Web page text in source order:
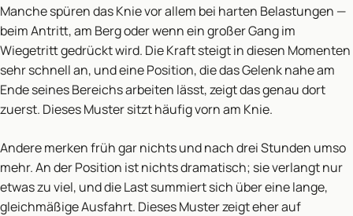
Manche spüren das Knie vor allem bei harten Belastungen —
beim Antritt, am Berg oder wenn ein großer Gang im
Wiegetritt gedrückt wird. Die Kraft steigt in diesen Momenten
sehr schnell an, und eine Position, die das Gelenk nahe am
Ende seines Bereichs arbeiten lässt, zeigt das genau dort
zuerst. Dieses Muster sitzt häufig vorn am Knie.
Andere merken früh gar nichts und nach drei Stunden umso
mehr. An der Position ist nichts dramatisch; sie verlangt nur
etwas zu viel, und die Last summiert sich über eine lange,
gleichmäßige Ausfahrt. Dieses Muster zeigt eher auf